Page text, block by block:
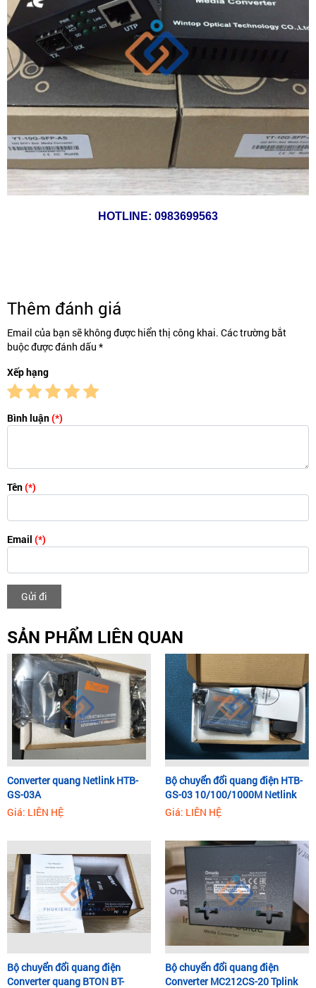
HOTLINE: 0983699563
Thêm đánh giá
Email của bạn sẽ không được hiển thị công khai. Các trường bắt
buộc được đánh dấu *
Xếp hạng
Bình luận(*)
Tên(*)
Email (*)
Gửi đi
SẢN PHẨM LIÊN QUAN
Converter quang Netlink HTB-
GS-03A
Giá: LIÊN HỆ
Bộ chuyển đổi quang điện HTB-
GS-03 10/100/1000M Netlink
Giá: LIÊN HỆ
Bộ chuyển đổi quang điện
Converter quang BTON BT-
Bộ chuyển đổi quang điện
Converter MC212CS-20 Tplink